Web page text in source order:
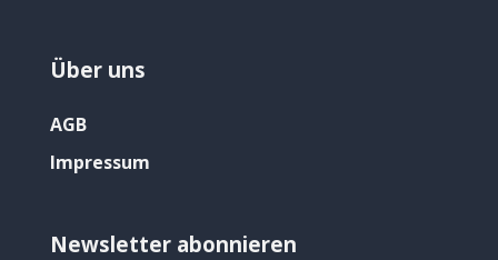
Über uns
AGB
Impressum
Newsletter abonnieren